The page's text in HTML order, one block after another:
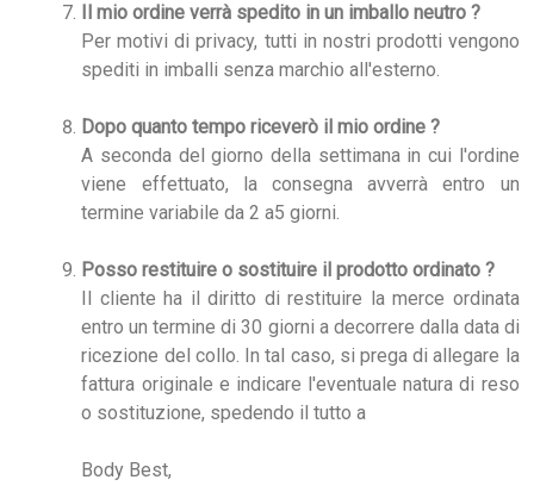
Il mio ordine verrà spedito in un imballo neutro ?
Per motivi di privacy, tutti in nostri prodotti vengono
spediti in imballi senza marchio all'esterno.
Dopo quanto tempo riceverò il mio ordine ?
A seconda del giorno della settimana in cui l'ordine
viene effettuato, la consegna avverrà entro un
termine variabile da 2 a5 giorni.
Posso restituire o sostituire il prodotto ordinato ?
Il cliente ha il diritto di restituire la merce ordinata
entro un termine di 30 giorni a decorrere dalla data di
ricezione del collo. In tal caso, si prega di allegare la
fattura originale e indicare l'eventuale natura di reso
o sostituzione, spedendo il tutto a
Body Best,